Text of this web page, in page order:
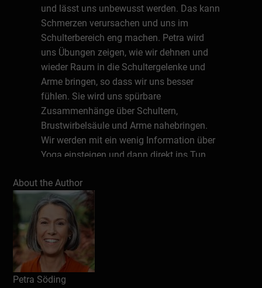
und lässt uns unbewusst werden. Das kann
Schmerzen verursachen und uns im
Schulterbereich eng machen. Petra wird
uns Übungen zeigen, wie wir dehnen und
wieder Raum in die Schultergelenke und
Arme bringen, so dass wir uns besser
fühlen. Sie wird uns spürbare
Zusammenhänge über Schultern,
Brustwirbelsäule und Arme nahebringen.
Wir werden mit ein wenig Information über
Yoga einsteigen und dann direkt ins Tun
auf Ihre Fragen eingehen.
Sie brauchen:
•eine rutschfeste Matte
•einen Stuhl (fest stehend)
•eine feste Decke
About the Author
Petra Söding